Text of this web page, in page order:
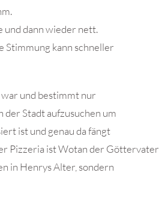
und dann wieder nett.
Stimmung kann schneller
und bestimmt nur
Stadt aufzusuchen um
ist und genau da fängt
Pizzeria ist Wotan der Göttervater
in Henrys Alter, sondern